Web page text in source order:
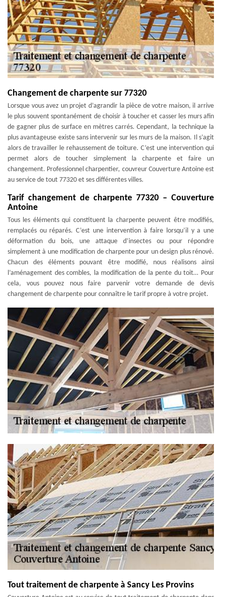
Changement de charpente sur 77320
Lorsque vous avez un projet d’agrandir la pièce de votre maison, il arrive
le plus souvent spontanément de choisir à toucher et casser les murs afin
de gagner plus de surface en mètres carrés. Cependant, la technique la
plus avantageuse existe sans intervenir sur les murs de la maison. Il s’agit
alors de travailler le rehaussement de toiture. C’est une intervention qui
permet alors de toucher simplement la charpente et faire un
changement. Professionnel charpentier, couvreur Couverture Antoine est
au service de tout 77320 et ses différentes villes.
Tarif changement de charpente 77320 – Couverture
Antoine
Tous les éléments qui constituent la charpente peuvent être modifiés,
remplacés ou réparés. C’est une intervention à faire lorsqu’il y a une
déformation du bois, une attaque d’insectes ou pour répondre
simplement à une modification de charpente pour un design plus rénové.
Chacun des éléments pouvant être modifié, nous réalisons ainsi
l’aménagement des combles, la modification de la pente du toit… Pour
cela, vous pouvez nous faire parvenir votre demande de devis
changement de charpente pour connaître le tarif propre à votre projet.
Tout traitement de charpente à Sancy Les Provins